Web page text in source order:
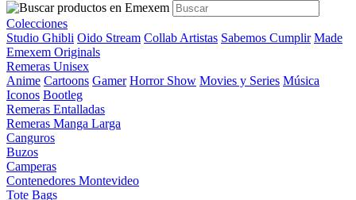
Colecciones
Studio Ghibli Oido Stream Collab Artistas Sabemos Cumplir Made
Emexem Originals
Remeras Unisex
Anime Cartoons Gamer Horror Show Movies y Series Música
Iconos Bootleg
Remeras Entalladas
Remeras Manga Larga
Canguros
Buzos
Camperas
Contenedores Montevideo
Tote Bags